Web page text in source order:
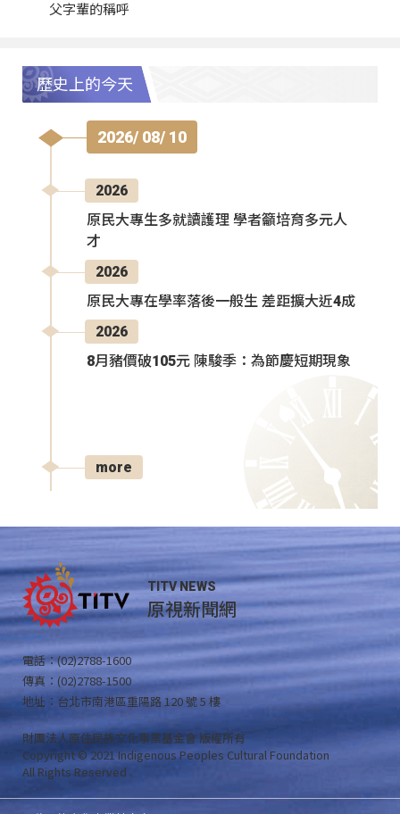
父字輩的稱呼
歷史上的今天
2026/ 08/ 10
2026
原民大專生多就讀護理 學者籲培育多元人
才
2026
原民大專在學率落後一般生 差距擴大近4成
2026
8月豬價破105元 陳駿季：為節慶短期現象
more
TITV NEWS
原視新聞網
電話：(02)2788-1600
傳真：(02)2788-1500
地址：台北市南港區重陽路 120 號 5 樓
財團法人原住民族文化事業基金會 版權所有
Copyright © 2021 Indigenous Peoples Cultural Foundation
All Rights Reserved .